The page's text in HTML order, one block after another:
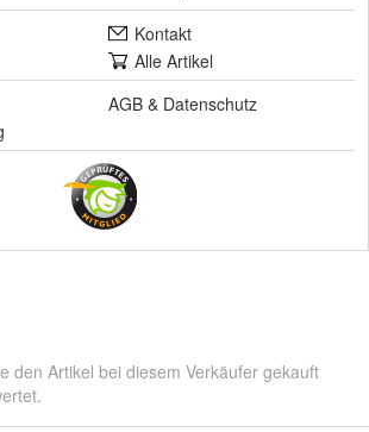
Kontakt
Alle Artikel
AGB & Datenschutz
den Artikel bei diesem Verkäufer gekauft